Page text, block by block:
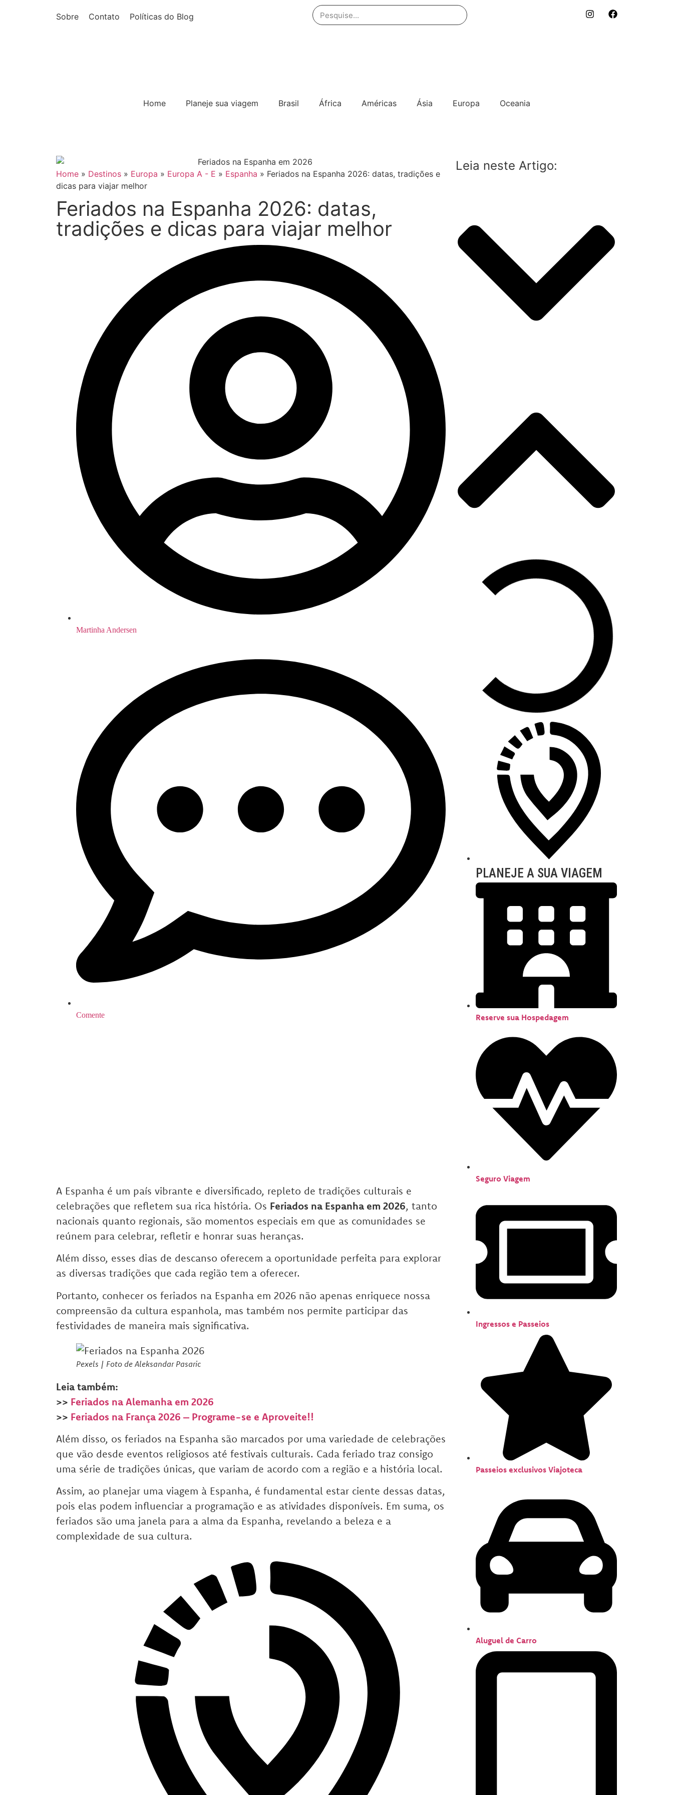
Sobre Contato Políticas do Blog
Home Planeje sua viagem Brasil África Américas Ásia Europa Oceania
Home » Destinos » Europa » Europa A - E » Espanha » Feriados na Espanha 2026: datas, tradições e
dicas para viajar melhor
Feriados na Espanha 2026: datas,
tradições e dicas para viajar melhor
Martinha Andersen
Comente
A Espanha é um país vibrante e diversificado, repleto de tradições culturais e
celebrações que refletem sua rica história. Os Feriados na Espanha em 2026, tanto
nacionais quanto regionais, são momentos especiais em que as comunidades se
reúnem para celebrar, refletir e honrar suas heranças.
Além disso, esses dias de descanso oferecem a oportunidade perfeita para explorar
as diversas tradições que cada região tem a oferecer.
Portanto, conhecer os feriados na Espanha em 2026 não apenas enriquece nossa
compreensão da cultura espanhola, mas também nos permite participar das
festividades de maneira mais significativa.
Pexels | Foto de Aleksandar Pasaric
Leia também:
>> Feriados na Alemanha em 2026
>> Feriados na França 2026 – Programe-se e Aproveite!!
Além disso, os feriados na Espanha são marcados por uma variedade de celebrações
que vão desde eventos religiosos até festivais culturais. Cada feriado traz consigo
uma série de tradições únicas, que variam de acordo com a região e a história local.
Assim, ao planejar uma viagem à Espanha, é fundamental estar ciente dessas datas,
pois elas podem influenciar a programação e as atividades disponíveis. Em suma, os
feriados são uma janela para a alma da Espanha, revelando a beleza e a
complexidade de sua cultura.
Leia neste Artigo:
PLANEJE A SUA VIAGEM
Reserve sua Hospedagem
Seguro Viagem
Ingressos e Passeios
Passeios exclusivos Viajoteca
Aluguel de Carro